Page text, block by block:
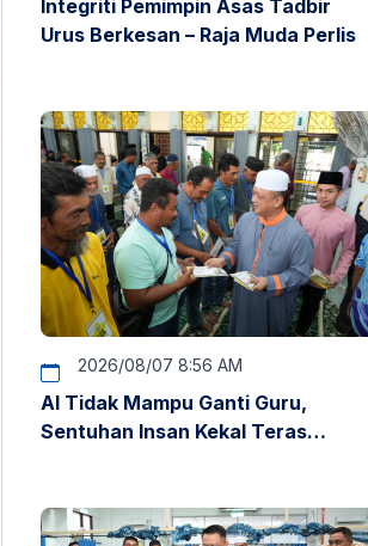
Integriti Pemimpin Asas Tadbir
Urus Berkesan – Raja Muda Perlis
2026/08/07 8:56 AM
AI Tidak Mampu Ganti Guru,
Sentuhan Insan Kekal Teras